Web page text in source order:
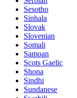
Sesotho
Sinhala
Slovak
Slovenian
Somali
Samoan
Scots Gaelic
Shona
Sindhi
Sundanese